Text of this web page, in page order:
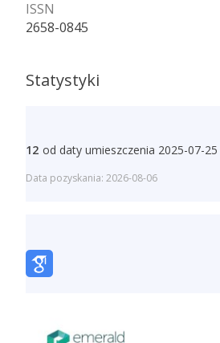
ISSN
2658-0845
Statystyki
12 od daty umieszczenia 2025-07-25
Data pozyskania: 2026-08-06